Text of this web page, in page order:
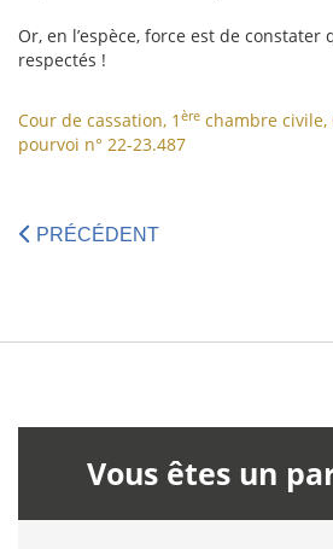
Or, en l’espèce, force est de constater
respectés !
Cour de cassation, 1 ère chambre civile,
pourvoi n° 22-23.487
PRÉCÉDENT
Vous êtes un